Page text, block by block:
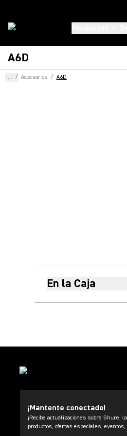
A6D
... / Accesorios / A6D
En la Caja
¡Mantente conectado!
¡Recibe actualizaciones sobre Shure,
productos, ofertas especiales,